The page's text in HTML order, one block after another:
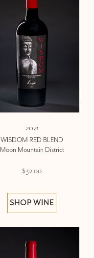
2021
WISDOM RED BLEND
Moon Mountain District
$32.00
SHOP WINE